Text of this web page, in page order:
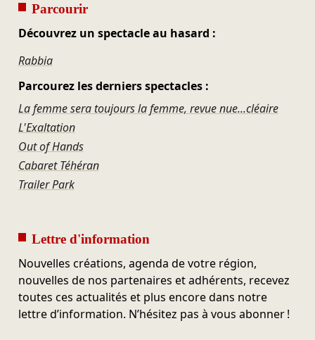
Parcourir
Découvrez un spectacle au hasard :
Rabbia
Parcourez les derniers spectacles :
La femme sera toujours la femme, revue nue...cléaire
L'Exaltation
Out of Hands
Cabaret Téhéran
Trailer Park
Lettre d'information
Nouvelles créations, agenda de votre région,
nouvelles de nos partenaires et adhérents, recevez
toutes ces actualités et plus encore dans notre
lettre d’information. N’hésitez pas à vous abonner !